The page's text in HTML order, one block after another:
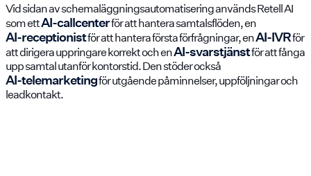
Vid sidan av schemaläggningsautomatisering används Retell AI
som ettAI-callcenterför att hantera samtalsflöden, en
AI-receptionistför att hantera första förfrågningar, enAI-IVRför
att dirigera uppringare korrekt och enAI-svarstjänstför att fånga
upp samtal utanför kontorstid. Den stöder också
AI-telemarketingför utgående påminnelser, uppföljningar och
leadkontakt.